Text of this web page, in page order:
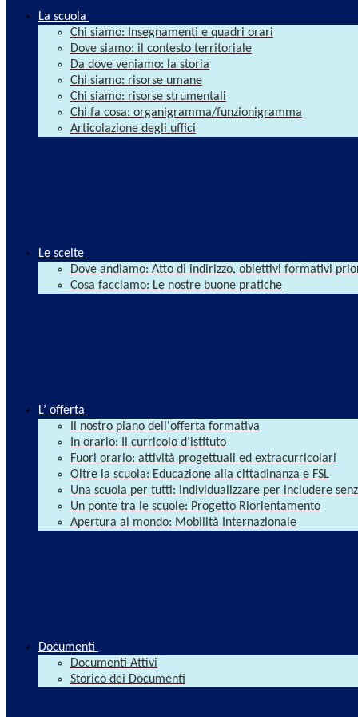
La scuola
Chi siamo: Insegnamenti e quadri orari
Dove siamo: il contesto territoriale
Da dove veniamo: la storia
Chi siamo: risorse umane
Chi siamo: risorse strumentali
Chi fa cosa: organigramma/funzionigramma
Articolazione degli uffici
Le scelte
Dove andiamo: Atto di indirizzo, obiettivi formativi
Cosa facciamo: Le nostre buone pratiche
L’ offerta
Il nostro piano dell'offerta formativa
In orario: Il curricolo d’istituto
Fuori orario: attività progettuali ed extracurricolari
Oltre la scuola: Educazione alla cittadinanza e FSL
Una scuola per tutti: individualizzare per includere
Un ponte tra le scuole: Progetto Riorientamento
Apertura al mondo: Mobilità Internazionale
Documenti
Documenti Attivi
Storico dei Documenti